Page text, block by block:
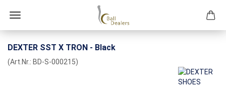
DEXTER SST X TRON - Black
(Art.Nr.: BD-S-000215)